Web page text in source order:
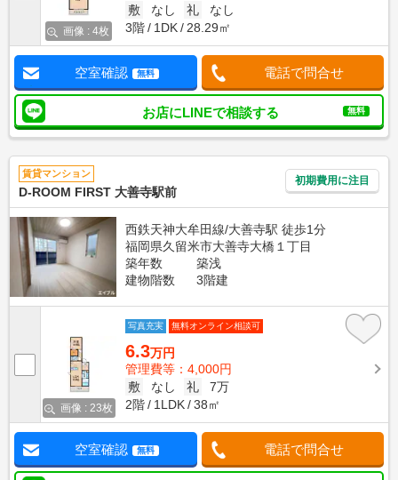
画像 : 4枚
敷
なし 礼
なし
3階
1DK 28.29㎡
空室確認 無料 電話で問合せ
お店にLINEで相談する 無料
賃貸マンション
D-ROOM FIRST 大善寺駅前
初期費用に注目
西鉄天神大牟田線/大善寺駅 徒歩1分
福岡県久留米市大善寺大橋１丁目
築年数
築浅
建物階数
3階建
画像 : 23枚
写真充実 無料オンライン相談可
6.3万円
管理費等：4,000円
敷
なし 礼
7万
2階
1LDK 38㎡
空室確認 無料 電話で問合せ